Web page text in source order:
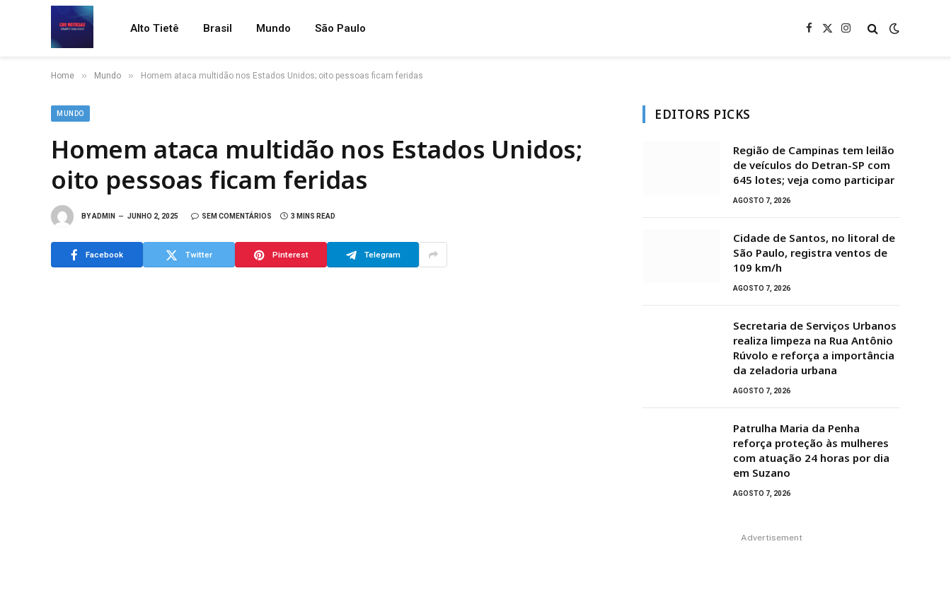
Alto Tietê Brasil Mundo São Paulo Facebook
X
Instagram
Home » Mundo » Homem ataca multidão nos Estados Unidos; oito pessoas ficam feridas
MUNDO
Homem ataca multidão nos Estados Unidos;
oito pessoas ficam feridas
BYADMIN JUNHO 2, 2025 SEM COMENTÁRIOS 3 MINS READ
Facebook Twitter Pinterest Telegram
EDITORS PICKS
Região de Campinas tem leilão
de veículos do Detran-SP com
645 lotes; veja como participar
AGOSTO 7, 2026
Cidade de Santos, no litoral de
São Paulo, registra ventos de
109 km/h
AGOSTO 7, 2026
Secretaria de Serviços Urbanos
realiza limpeza na Rua Antônio
Rúvolo e reforça a importância
da zeladoria urbana
AGOSTO 7, 2026
Patrulha Maria da Penha
reforça proteção às mulheres
com atuação 24 horas por dia
em Suzano
AGOSTO 7, 2026
Advertisement